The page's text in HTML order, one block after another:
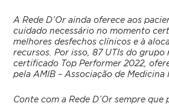
A Rede D’Or ainda oferece aos
cuidado necessário no momento
melhores desfechos clínicos e à
recursos. Por isso, 87 UTIs do grupo
certificado Top Performer 2022,
pela AMIB – Associação de Medicina
Conte com a Rede D’Or sempre que